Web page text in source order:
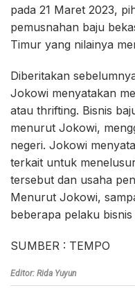
pada 21 Maret 2023,
pemusnahan baju
Timur yang nilainya
Diberitakan
Jokowi menyatakan
atau thrifting. Bisnis
menurut Jokowi,
negeri. Jokowi
terkait untuk
tersebut dan usaha
Menurut Jokowi,
beberapa pelaku
SUMBER : TEMPO
Editor: Rida Yuyun